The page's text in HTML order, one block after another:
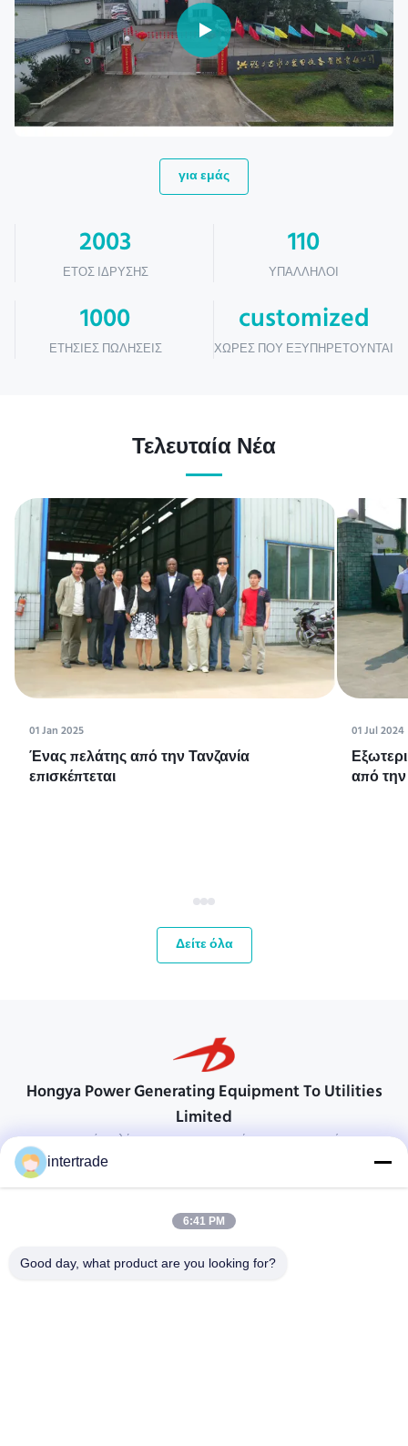
για εμάς
2003
ΈΤΟΣ ΊΔΡΥΣΗΣ
110
ΥΠΆΛΛΗΛΟΙ
1000
ΕΤΉΣΙΕΣ ΠΩΛΉΣΕΙΣ
customized
ΧΏΡΕΣ ΠΟΥ ΕΞΥΠΗΡΕΤΟΎΝΤΑΙ
Τελευταία Νέα
01 Jan 2025
Ένας πελάτης από την Τανζανία
επισκέπτεται
01 Jul 2024
από
Δείτε όλα
Hongya Power Generating Equipment To Utilities
Limited
προσαρμοσμένες λύσεις για να ανταποκρίνονται στις απαιτήσεις των
Χωριό Anxi, πόλη Yuping, νομός Hongya, Κίνα
86-28-37561966-8:00
intertrade
6:41 PM
Good day, what product are you looking for?